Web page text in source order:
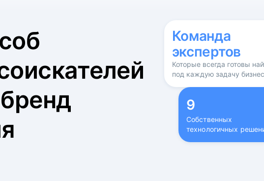
бренд
Команда
экспертов
Которые всегда готовы
под каждую задачу
9
Собственных
технологичных